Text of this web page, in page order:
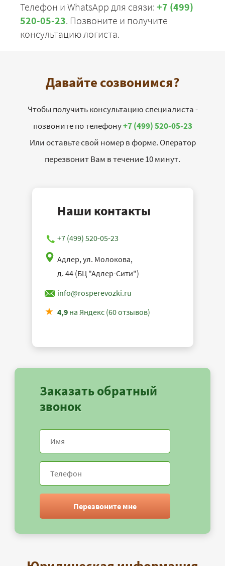
Телефон и WhatsApp для связи: +7 (499)
520-05-23. Позвоните и получите
консультацию логиста.
Давайте созвонимся?
Чтобы получить консультацию специалиста -
позвоните по телефону+7 (499) 520-05-23
Или оставьте свой номер в форме. Оператор
перезвонит Вам в течение 10 минут.
Наши контакты
+7 (499) 520-05-23
Адлер, ул. Молокова,
д. 44 (БЦ "Адлер-Сити")
info@rosperevozki.ru
4,9на Яндекс (60 отзывов)
Заказать обратный
звонок
Перезвоните мне